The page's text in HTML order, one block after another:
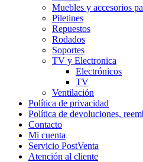
Muebles y accesorios
Piletines
Repuestos
Rodados
Soportes
TV y Electronica
Electrónicos
TV
Ventilación
Política de privacidad
Política de devoluciones,
Contacto
Mi cuenta
Servicio PostVenta
Atención al cliente